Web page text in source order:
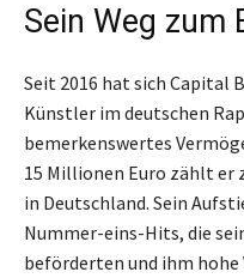
Sein Weg zum
Seit 2016 hat sich Capital
Künstler im deutschen
bemerkenswertes
15 Millionen Euro zählt er
in Deutschland. Sein
Nummer-eins-Hits, die
beförderten und ihm